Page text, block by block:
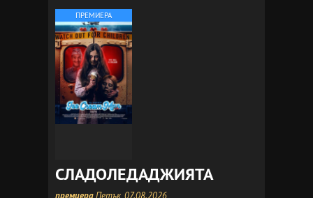
ПРЕМИЕРА
СЛАДОЛЕДАДЖИЯТА
премиераПетък, 07.08.2026